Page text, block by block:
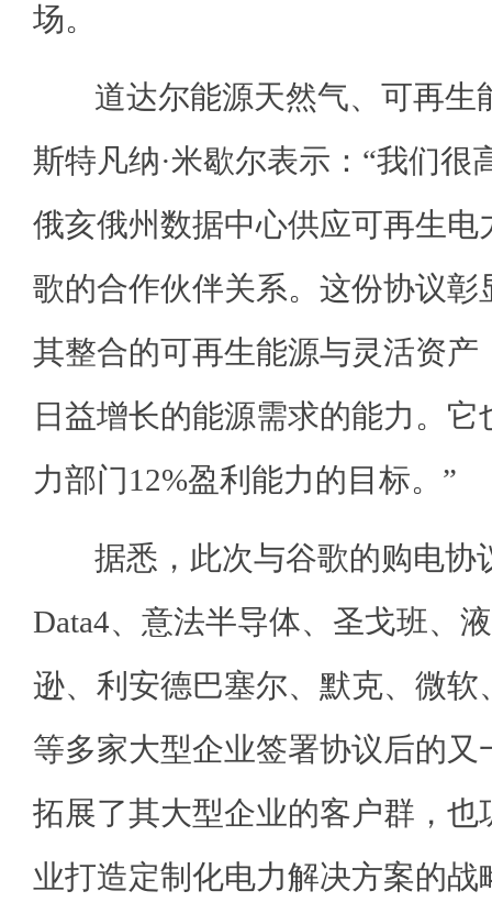
场。
道达尔能源天然气、可再生
斯特凡纳·米歇尔表示：“我们很
俄亥俄州数据中心供应可再生电
歌的合作伙伴关系。这份协议彰
其整合的可再生能源与灵活资产
日益增长的能源需求的能力。
力部门12%盈利能力的目标。”
据悉，此次与谷歌的购电协
Data4、意法半导体、圣戈班、
逊、利安德巴塞尔、默克、微软
等多家大型企业签署协议后的
拓展了其大型企业的客户群，也
业打造定制化电力解决方案的战